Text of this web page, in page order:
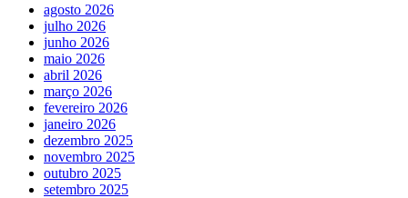
agosto 2026
julho 2026
junho 2026
maio 2026
abril 2026
março 2026
fevereiro 2026
janeiro 2026
dezembro 2025
novembro 2025
outubro 2025
setembro 2025